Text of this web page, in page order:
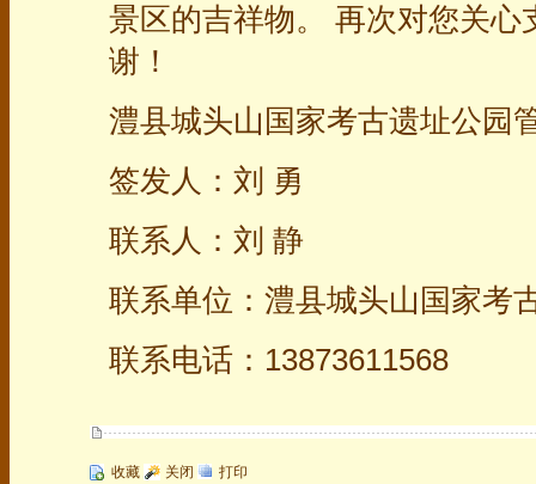
景区的吉祥物。 再次对您关
谢！
澧县城头山国家考古遗址公园
签发人：刘 勇
联系人：刘 静
联系单位：澧县城头山国家考
联系电话：13873611568
收藏 关闭 打印